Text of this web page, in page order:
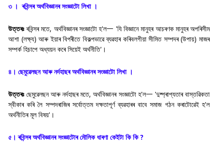
৩ । ৰবিন্সৰ অর্থবিজ্ঞানৰ সংজ্ঞাটো লিখা ।
উত্তৰঃৰবিন্সৰ মতে, অর্থবিজ্ঞানৰ সংজ্ঞাটো হ'ল一 'যি বিজ্ঞানে মানুহৰ আচৰণক মানুহৰ অপৰিসীম
আশা (লক্ষ্য) আৰু ইয়াৰ বিপৰীতে বিকল্পভাৱে ব্যৱহাৰ কৰিবলগীয়া সীমিত সম্পদৰ (উপায়) মাজৰ
সম্পৰ্ক হিচাপে অধ্যয়ন কৰে সিয়েই অৰ্থনীতি'।
৪। ছেমুৱেলছন আৰু নৰ্দহাছৰ অর্থবিজ্ঞানৰ সংজ্ঞাটো লিখা ।
উত্তৰঃছেমুৱেলছন আৰু নৰ্দহাছৰ মতে, অর্থবিজ্ঞানৰ সংজ্ঞাটো হ'ল一 'দুষ্প্ৰাপ্যতাৰ বাস্তৱিকতা
স্বীকাৰ কৰি লৈ সম্পদৰাজিৰ সৰ্বোত্তম দক্ষতাপূৰ্ণ ব্যৱহাৰৰ বাবে সমাজ গঠন কৰাটোৱেই হ'ল
অৰ্থনীতিৰ মূল বিষয়'।
৫। ৰবিন্সৰ অর্থবিজ্ঞানৰ সংজ্ঞাটোৰ মৌলিক ধাৰণা কেইটা কি কি ?